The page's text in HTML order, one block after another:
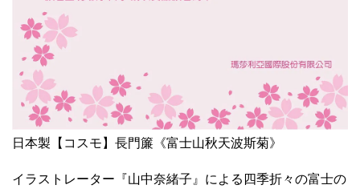
日本製【コスモ】長門簾《富士山秋天波斯菊》
イラストレーター『山中奈緒子』による四季折々の富士の